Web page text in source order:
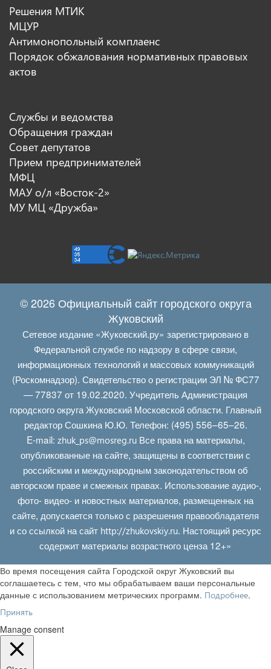
Решения МТИК
МЦУР
Антимонопольный комплаенс
Порядок обжалования нормативных правовых
актов
Службы и ведомства
Обращения граждан
Совет депутатов
Прием предпринимателей
МФЦ
МАУ о/л «Восток-2»
МУ МЦ «Дружба»
© 2026 Официальный сайт городского округа
Жуковский
Сетевое издание «Жуковский.ру» зарегистрировано в
Федеральной службе по надзору в сфере связи,
информационных технологий и массовых коммуникаций
(Роскомнадзор). Свидетельство о регистрации ЭЛ № ФС77
— 77837 от 19.02.2020. Учредитель Администрация
городского округа Жуковский Московской области. Главный
редактор Сошкина Ю.Ю. Телефон: (495) 556–65–26.
E‑mail: zhuk_ps@mosreg.ruВсе права на материалы,
опубликованные на сайте, защищены в соответствии с
российским и международным законодательством об
авторском праве и смежных правах. Использование аудио-,
фото- видео- и новостных материалов, размещенных на
сайте, допускается только с разрешения правообладателя
и со ссылкой на сайт http://zhukovskiy.ru. Настоящий ресурс
содержит материалы возрастного ценза 12+»
Во время посещения сайта Городской округ Жуковский вы
соглашаетесь с тем, что мы обрабатываем ваши персональные
данные с использованием метрических программ. Подробнее.
Принять
Manage consent